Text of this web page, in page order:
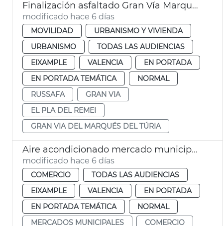
Finalización asfaltado Gran Vía Marqués del Túria València
modificado hace 6 días
MOVILIDAD
URBANISMO Y VIVIENDA
URBANISMO
TODAS LAS AUDIENCIAS
EIXAMPLE
VALENCIA
EN PORTADA
EN PORTADA TEMÁTICA
NORMAL
RUSSAFA
GRAN VIA
EL PLA DEL REMEI
GRAN VIA DEL MARQUÉS DEL TÚRIA
Aire acondicionado mercado municipal Russafa
modificado hace 6 días
COMERCIO
TODAS LAS AUDIENCIAS
EIXAMPLE
VALENCIA
EN PORTADA
EN PORTADA TEMÁTICA
NORMAL
MERCADOS MUNICIPALES
COMERCIO